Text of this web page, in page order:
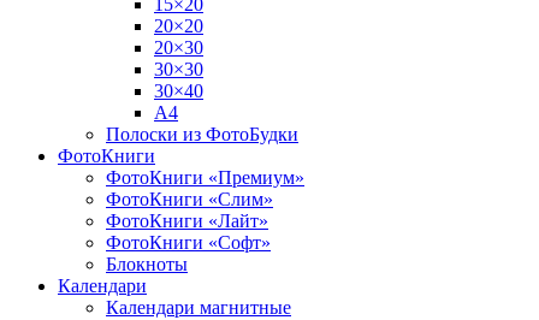
15×20
20×20
20×30
30×30
30×40
A4
Полоски из ФотоБудки
ФотоКниги
ФотоКниги «Премиум»
ФотоКниги «Слим»
ФотоКниги «Лайт»
ФотоКниги «Софт»
Блокноты
Календари
Календари магнитные